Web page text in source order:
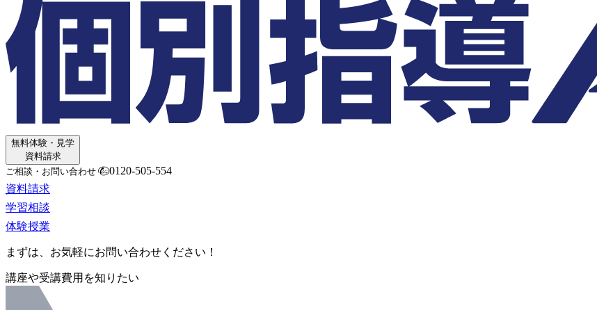
無料体験・見学
資料請求
ご相談・お問い合わせ
0120-505-554
資料請求
学習相談
体験授業
まずは、お気軽にお問い合わせください！
講座や受講費用を知りたい